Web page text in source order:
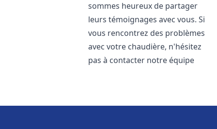
sommes heureux de partager
leurs témoignages avec vous. Si
vous rencontrez des problèmes
avec votre chaudière, n'hésitez
pas à contacter notre équipe